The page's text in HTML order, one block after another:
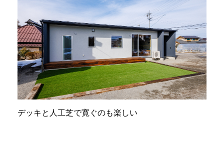
デッキと人工芝で寛ぐのも楽しい